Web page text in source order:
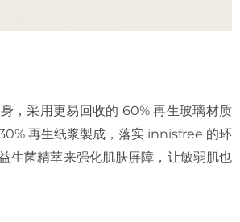
，采用更易回收的 60% 再生玻璃材质
再生纸浆製成，落实 innisfree 的环
生菌精萃来强化肌肤屏障，让敏弱肌也